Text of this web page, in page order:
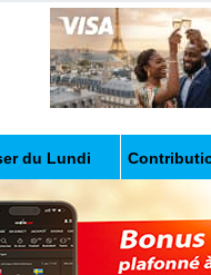
du Lundi